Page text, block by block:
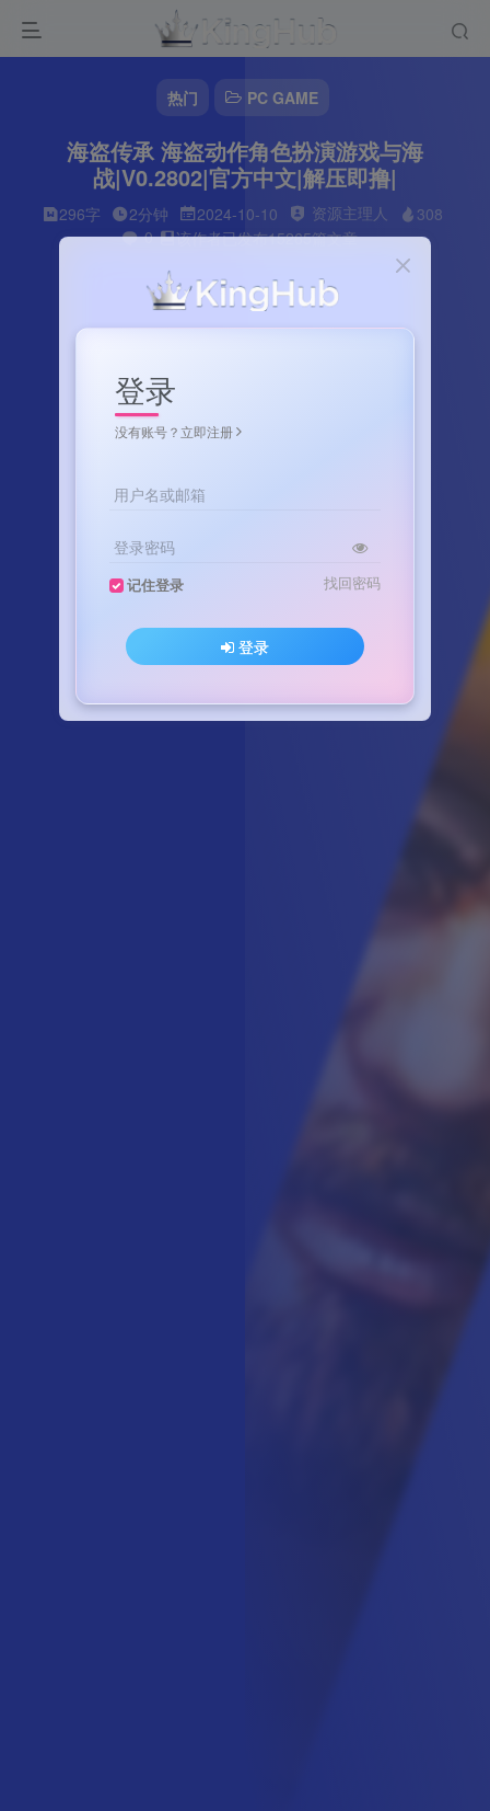
热门 PC GAME
海盗传承 海盗动作角色扮演游戏与海
战|V0.2802|官方中文|解压即撸|
296字 2分钟 2024-10-10 资源主理人
308
0
该作者已发布15265篇文章
登录
没有账号？立即注册
用户名或邮箱
登录密码
记住登录 找回密码
登录